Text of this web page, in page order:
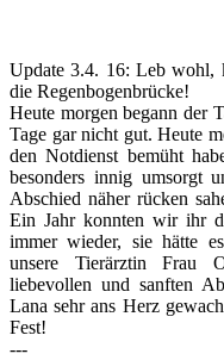
Update 3.4. 16:Leb wohl,
die Regenbogenbrücke!
Heute morgen begann der
Tage gar nicht gut. Heute
den Notdienst bemüht
besonders innig umsorgt
Abschied näher rücken
Ein Jahr konnten wir ihr
immer wieder, sie hätte
unsere Tierärztin Frau
liebevollen und sanften
Lana sehr ans Herz
Fest!
---